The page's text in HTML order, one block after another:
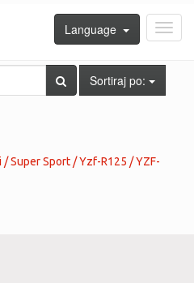
Language
Sortiraj po:
Super Sport / Yzf-R125 / YZF-